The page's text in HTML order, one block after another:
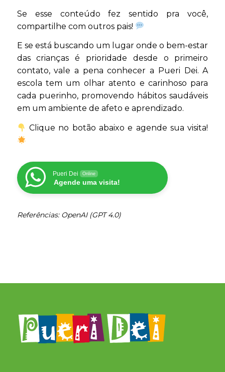
Se esse conteúdo fez sentido pra você,
compartilhe com outros pais!
E se está buscando um lugar onde o bem-estar
das crianças é prioridade desde o primeiro
contato, vale a pena conhecer a Pueri Dei. A
escola tem um olhar atento e carinhoso para
cada puerinho, promovendo hábitos saudáveis
em um ambiente de afeto e aprendizado.
Clique no botão abaixo e agende sua visita!
Pueri Dei Online
Agende uma visita!
Referências: OpenAI (GPT 4.0)